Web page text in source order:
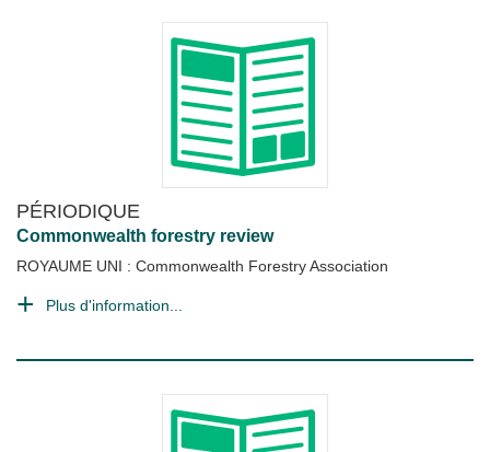
PÉRIODIQUE
Commonwealth forestry review
ROYAUME UNI : Commonwealth Forestry Association
Plus d'information...